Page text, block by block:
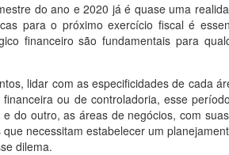
do ano e 2020 já é quase uma
para o próximo exercício fiscal é
financeiro são fundamentais para
lidar com as especificidades de cada
ou de controladoria, esse
do outro, as áreas de negócios, com
necessitam estabelecer um
dilema.